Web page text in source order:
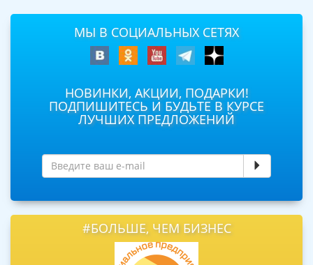
МЫ В СОЦИАЛЬНЫХ СЕТЯХ
НОВИНКИ, АКЦИИ, ПОДАРКИ!
ПОДПИШИТЕСЬ И БУДЬТЕ В КУРСЕ
ЛУЧШИХ ПРЕДЛОЖЕНИЙ
#БОЛЬШЕ, ЧЕМ БИЗНЕС